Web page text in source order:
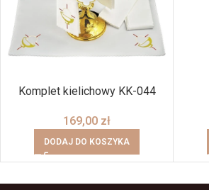
Komplet kielichowy KK-044
169,00 zł
DODAJ DO KOSZYKA